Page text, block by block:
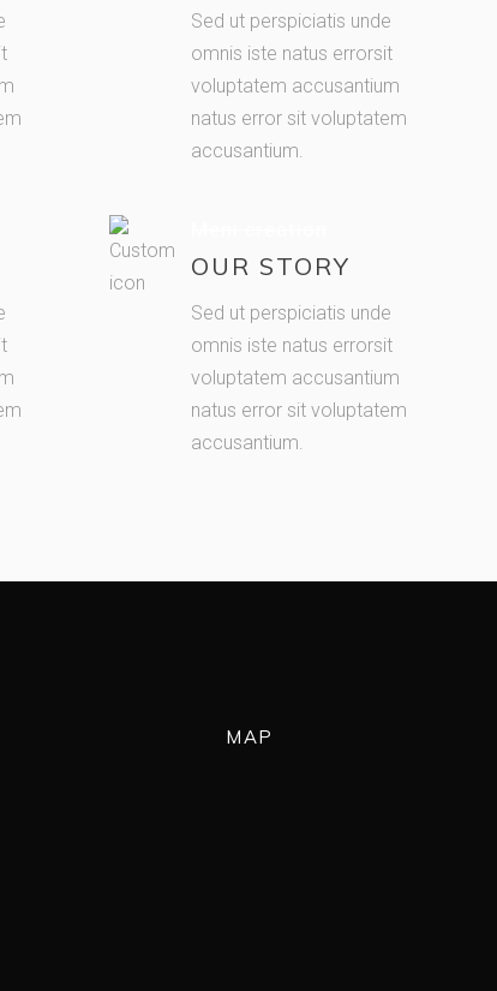
Sed ut perspiciatis unde
omnis iste natus errorsit
voluptatem accusantium
natus error sit voluptatem
accusantium.
OUR STORY
Sed ut perspiciatis unde
omnis iste natus errorsit
voluptatem accusantium
natus error sit voluptatem
accusantium.
MAP